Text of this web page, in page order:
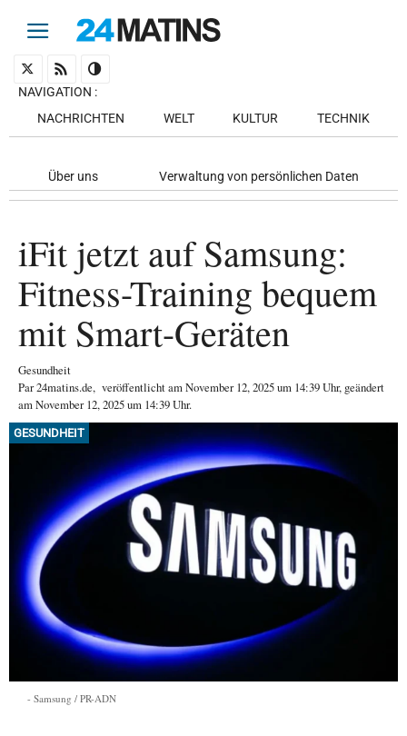
NAVIGATION :
NACHRICHTEN
WELT KULTUR TECHNIK
Über uns Verwaltung von persönlichen Daten
iFit jetzt auf Samsung:
Fitness-Training bequem
mit Smart-Geräten
Gesundheit
Par24matins.de, veröffentlicht amNovember 12, 2025um 14:39 Uhr, geändert
am November 12, 2025 um 14:39 Uhr.
GESUNDHEIT
Samsung / PR-ADN